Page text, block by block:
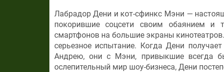
Лабрадор Дени и кот-сфинкс Мэни —
покорившие соцсети своим обаянием и
смартфонов на большие экраны
серьезное испытание. Когда Дени
Андрею, они с Мэни, привыкшие всегда
ослепительный мир шоу-бизнеса, Дени